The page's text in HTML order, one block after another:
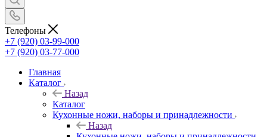
Телефоны
+7 (920) 03-99-000
+7 (920) 03-77-000
Главная
Каталог
Назад
Каталог
Кухонные ножи, наборы и принадлежности
Назад